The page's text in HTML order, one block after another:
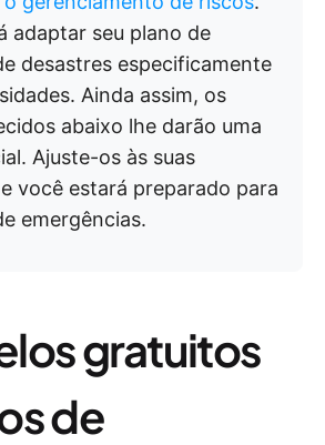
adaptar seu plano de
desastres especificamente
Ainda assim, os
abaixo lhe darão uma
Ajuste-os às suas
você estará preparado para
emergências.
gratuitos
de